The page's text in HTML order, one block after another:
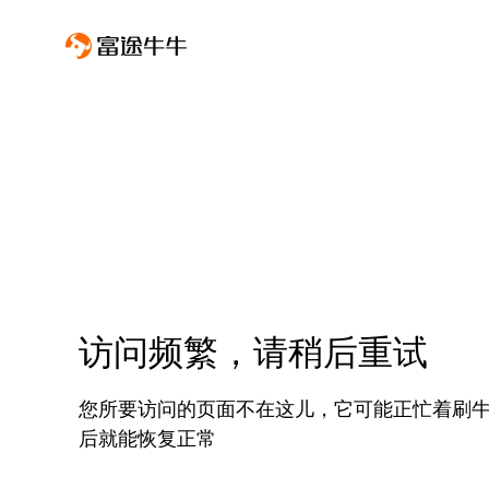
访问频繁，请稍后重试
您所要访问的页面不在这儿，它可能正忙着刷
后就能恢复正常